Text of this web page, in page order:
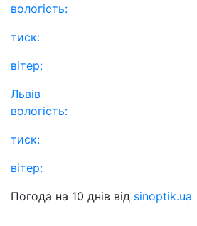
вологість:
тиск:
вітер:
Львів
вологість:
тиск:
вітер:
Погода на 10 днів від sinoptik.ua